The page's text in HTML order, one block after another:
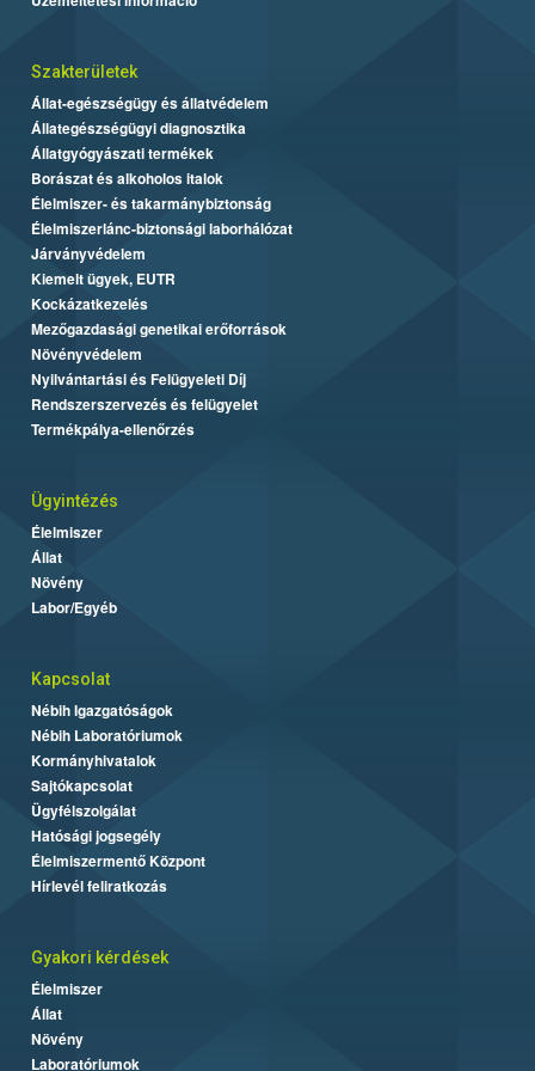
Szakterületek
Állat-egészségügy és állatvédelem
Állategészségügyi diagnosztika
Állatgyógyászati termékek
Borászat és alkoholos italok
Élelmiszer- és takarmánybiztonság
Élelmiszerlánc-biztonsági laborhálózat
Járványvédelem
Kiemelt ügyek, EUTR
Kockázatkezelés
Mezőgazdasági genetikai erőforrások
Növényvédelem
Nyilvántartási és Felügyeleti Díj
Rendszerszervezés és felügyelet
Termékpálya-ellenőrzés
Ügyintézés
Élelmiszer
Állat
Növény
Labor/Egyéb
Kapcsolat
Nébih Igazgatóságok
Nébih Laboratóriumok
Kormányhivatalok
Sajtókapcsolat
Ügyfélszolgálat
Hatósági jogsegély
Élelmiszermentő Központ
Hírlevél feliratkozás
Gyakori kérdések
Élelmiszer
Állat
Növény
Laboratóriumok